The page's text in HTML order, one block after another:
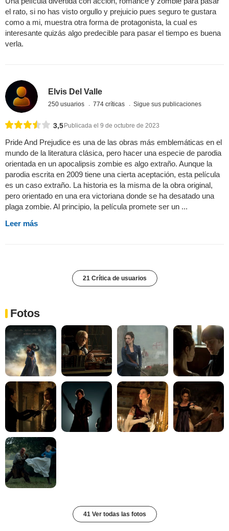
el rato, si no has visto orgullo y prejuicio pues seguro te gustara
como a mi, muestra otra forma de protagonista, la cual es
interesante quizás algo predecible para pasar el tiempo es buena
verla.
Elvis Del Valle
250 usuarios 774 críticas Sigue sus publicaciones
3,5 Publicada el 9 de octubre de 2023
Pride And Prejudice es una de las obras más emblemáticas en el
mundo de la literatura clásica, pero hacer una especie de parodia
orientada en un apocalipsis zombie es algo extraño. Aunque la
parodia escrita en 2009 tiene una cierta aceptación, esta película
es un caso extraño. La historia es la misma de la obra original,
pero orientado en una era victoriana donde se ha desatado una
plaga zombie. Al principio, la película promete ser un ...
Leer más
21 Crítica de usuarios
Fotos
41 Ver todas las fotos